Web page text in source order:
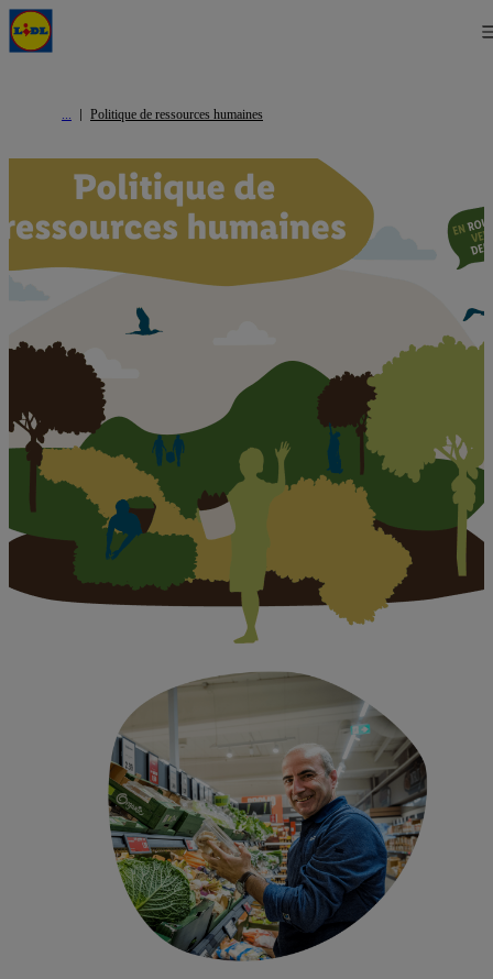
Politique de ressources humaines